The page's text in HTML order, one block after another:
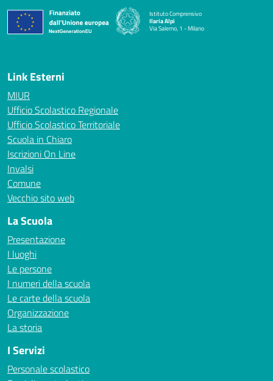
Istituto Comprensivo
Ilaria Alpi
Via Salerno, 1 - Milano
— Visita la pagina iniziale della scuola
Link Esterni
MIUR
Ufficio Scolastico Regionale
Ufficio Scolastico Territoriale
Scuola in Chiaro
Iscrizioni On Line
Invalsi
Comune
Vecchio sito web
La Scuola
Presentazione
I luoghi
Le persone
I numeri della scuola
Le carte della scuola
Organizzazione
La storia
I Servizi
Personale scolastico